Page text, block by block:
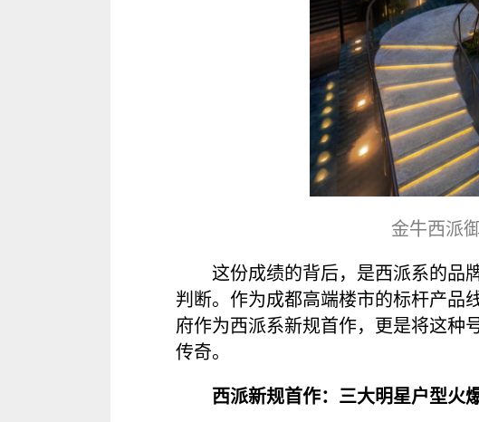
金牛西派
这份成绩的背后，是西派系的品
判断。作为成都高端楼市的标杆产品
府作为西派系新规首作，更是将这种
传奇。
西派新规首作：三大明星户型火